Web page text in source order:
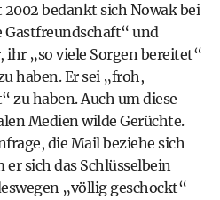
2002 bedankt sich Nowak bei
und
„so viele Sorgen bereitet“
haben. Er sei „froh,
zu haben. Auch um diese
Medien wilde Gerüchte.
die Mail beziehe sich
sich das Schlüsselbein
„völlig geschockt“